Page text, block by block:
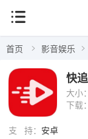
首页 影音娱乐
大小：
下载：
支 持： 安卓